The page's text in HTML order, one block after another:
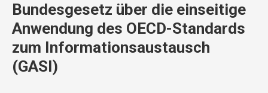
Bundesgesetz über die einseitige
Anwendung des OECD-Standards
zum Informationsaustausch
(GASI)